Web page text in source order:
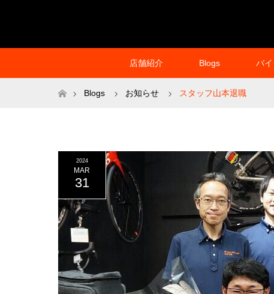
店舗紹介 Blogs バイ
ホームBlogs お知らせ スタッフ山本退職
2024
MAR
31